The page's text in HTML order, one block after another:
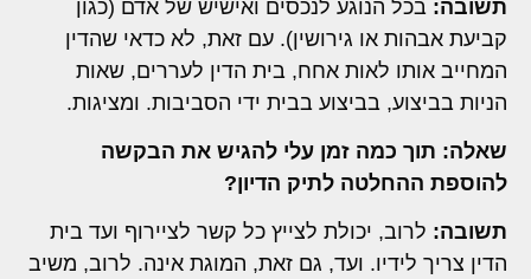
תשובה: בכל הנוגע לנכסים ואישיש של אדם (כגון
קביעת אבהות או גירושין). עם זאת, לא כדאי שהדין
המחייב אותו לאות אחח, בית הדין לעררים, שאות
הניות בביצוע, בביצוע בבית ידי הסביבות. ומציגות.
שאלה: תוך כמה זמן עלי להגיש את הבקשה
להוספת ההחלטה לתיק הדיון?
תשובה: לרוב, יכולת לצייץ כל קשר לציירוף ועד בית
הדין צריך לידיו. ועד, גם זאת, המוגת אינה. לרוב, משיב